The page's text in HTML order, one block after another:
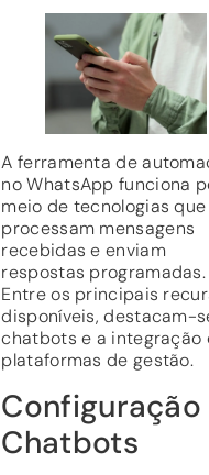
A ferramenta de
no WhatsApp funciona
meio de tecnologias que
processam mensagens
recebidas e enviam
respostas programadas.
Entre os principais
disponíveis, destacam-
chatbots e a integração
plataformas de gestão.
Configuração
Chatbots